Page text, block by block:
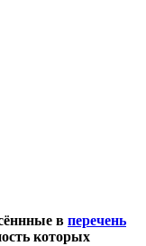
в перечень
которых